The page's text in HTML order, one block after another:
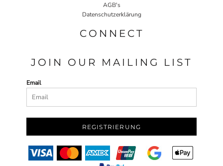
AGB's
Datenschutzerklärung
CONNECT
JOIN OUR MAILING LIST
Email
REGISTRIERUNG